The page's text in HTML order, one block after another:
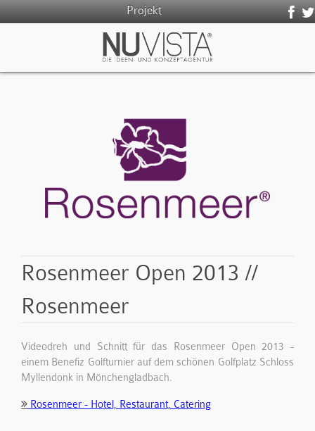
Projekt
Rosenmeer Open 2013 //
Rosenmeer
Videodreh und Schnitt für das Rosenmeer Open 2013 -
einem Benefiz Golfturnier auf dem schönen Golfplatz Schloss
Myllendonk in Mönchengladbach.
Rosenmeer - Hotel, Restaurant, Catering